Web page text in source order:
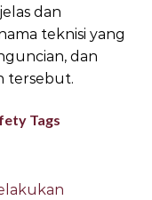
dan
teknisi yang
dan
tersebut.
Tags